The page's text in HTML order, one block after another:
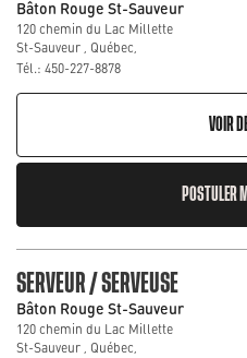
Bâton Rouge St-Sauveur
120 chemin du Lac Millette
St-Sauveur , Québec,
Tél.: 450-227-8878
VOIR
POSTULER
SERVEUR / SERVEUSE
Bâton Rouge St-Sauveur
120 chemin du Lac Millette
St-Sauveur , Québec,